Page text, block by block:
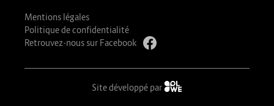
Mentions légales
Politique de confidentialité
Retrouvez-nous sur Facebook
Site développé par